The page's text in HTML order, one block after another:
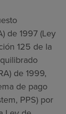
de 1997 (Ley
125 de la
de 1999,
de pago
PPS) por